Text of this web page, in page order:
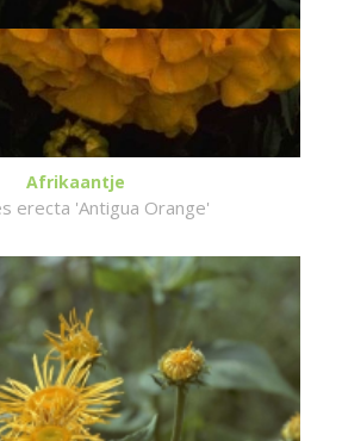
Afrikaantje
erecta 'Antigua Orange'